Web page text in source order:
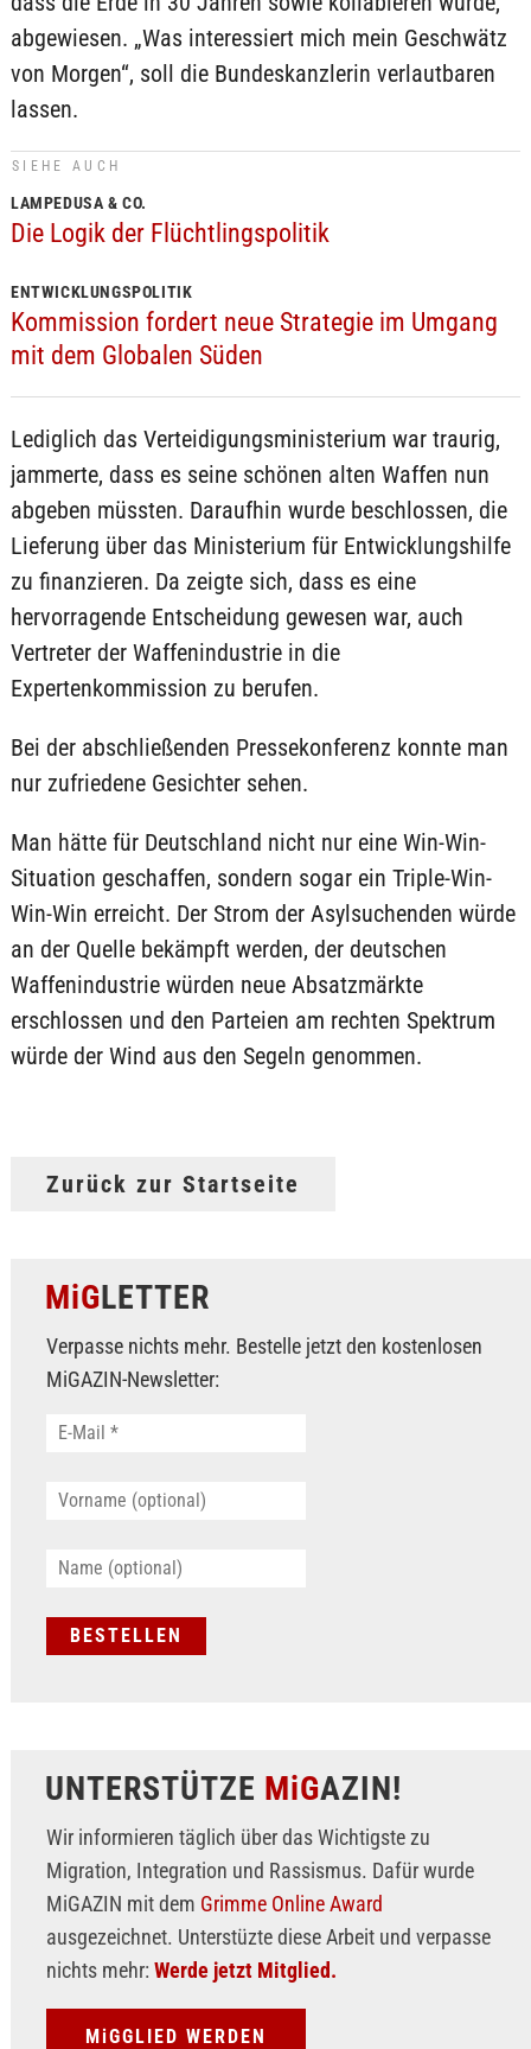
abgewiesen. „Was interessiert mich mein Geschwätz
von Morgen“, soll die Bundeskanzlerin verlautbaren
lassen.
SIEHE AUCH
LAMPEDUSA & CO.
Die Logik der Flüchtlingspolitik
ENTWICKLUNGSPOLITIK
Kommission fordert neue Strategie im Umgang
mit dem Globalen Süden
Lediglich das Verteidigungsministerium war traurig,
jammerte, dass es seine schönen alten Waffen nun
abgeben müssten. Daraufhin wurde beschlossen, die
Lieferung über das Ministerium für Entwicklungshilfe
zu finanzieren. Da zeigte sich, dass es eine
hervorragende Entscheidung gewesen war, auch
Vertreter der Waffenindustrie in die
Expertenkommission zu berufen.
Bei der abschließenden Pressekonferenz konnte man
nur zufriedene Gesichter sehen.
Man hätte für Deutschland nicht nur eine Win-Win-
Situation geschaffen, sondern sogar ein Triple-Win-
Win-Win erreicht. Der Strom der Asylsuchenden würde
an der Quelle bekämpft werden, der deutschen
Waffenindustrie würden neue Absatzmärkte
erschlossen und den Parteien am rechten Spektrum
würde der Wind aus den Segeln genommen.
Zurück zur Startseite
MiGLETTER
Verpasse nichts mehr. Bestelle jetzt den kostenlosen
MiGAZIN-Newsletter:
UNTERSTÜTZE MiGAZIN!
Wir informieren täglich über das Wichtigste zu
Migration, Integration und Rassismus. Dafür wurde
MiGAZIN mit dem Grimme Online Award
ausgezeichnet. Unterstüzte diese Arbeit und verpasse
nichts mehr: Werde jetzt Mitglied.
MiGGLIED WERDEN